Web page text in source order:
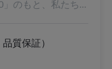
のもと、私たち...
質保証）